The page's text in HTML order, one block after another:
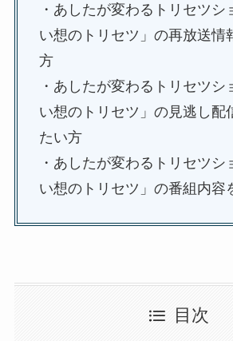
・あしたが変わるトリセツシ
い想のトリセツ」の再放送情
方
・あしたが変わるトリセツシ
い想のトリセツ」の見逃し配
たい方
・あしたが変わるトリセツシ
い想のトリセツ」の番組内容
目次